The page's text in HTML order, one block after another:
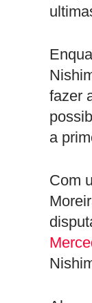
fazer
a
Com